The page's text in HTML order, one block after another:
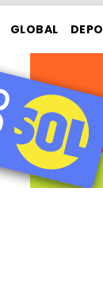
GLOBAL